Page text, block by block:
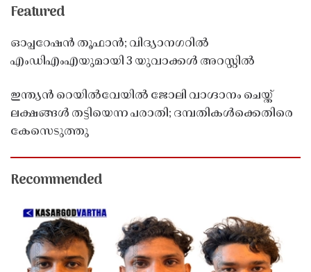
Featured
ഓപ്പറേഷൻ തൂഫാൻ; വിദ്യാനഗറിൽ
എംഡിഎംഎയുമായി 3 യുവാക്കൾ അറസ്റ്റിൽ
ഇന്ത്യൻ റെയിൽവേയിൽ ജോലി വാഗ്ദാനം ചെയ്ത്
ലക്ഷങ്ങൾ തട്ടിയെന്ന പരാതി; ദമ്പതികൾക്കെതിരെ
കേസെടുത്തു
Recommended